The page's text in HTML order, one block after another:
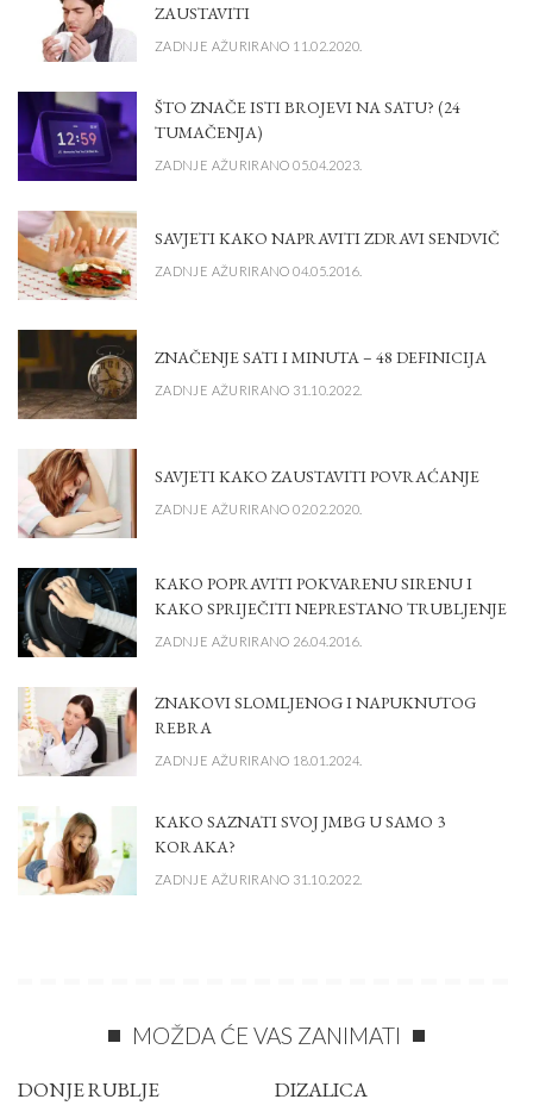
ZAUSTAVITI
ZADNJE AŽURIRANO 11.02.2020.
ŠTO ZNAČE ISTI BROJEVI NA SATU? (24
TUMAČENJA)
ZADNJE AŽURIRANO 05.04.2023.
SAVJETI KAKO NAPRAVITI ZDRAVI SENDVIČ
ZADNJE AŽURIRANO 04.05.2016.
ZNAČENJE SATI I MINUTA – 48 DEFINICIJA
ZADNJE AŽURIRANO 31.10.2022.
SAVJETI KAKO ZAUSTAVITI POVRAĆANJE
ZADNJE AŽURIRANO 02.02.2020.
KAKO POPRAVITI POKVARENU SIRENU I
KAKO SPRIJEČITI NEPRESTANO TRUBLJENJE
ZADNJE AŽURIRANO 26.04.2016.
ZNAKOVI SLOMLJENOG I NAPUKNUTOG
REBRA
ZADNJE AŽURIRANO 18.01.2024.
KAKO SAZNATI SVOJ JMBG U SAMO 3
KORAKA?
ZADNJE AŽURIRANO 31.10.2022.
MOŽDA ĆE VAS ZANIMATI
DONJE RUBLJE DIZALICA